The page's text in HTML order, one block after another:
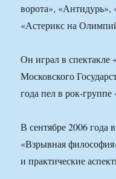
ворота»,
«Астерикс на
Он играл в
Московского
года пел в рок-группе
В сентябре 2006 года
«Взрывная
и практические